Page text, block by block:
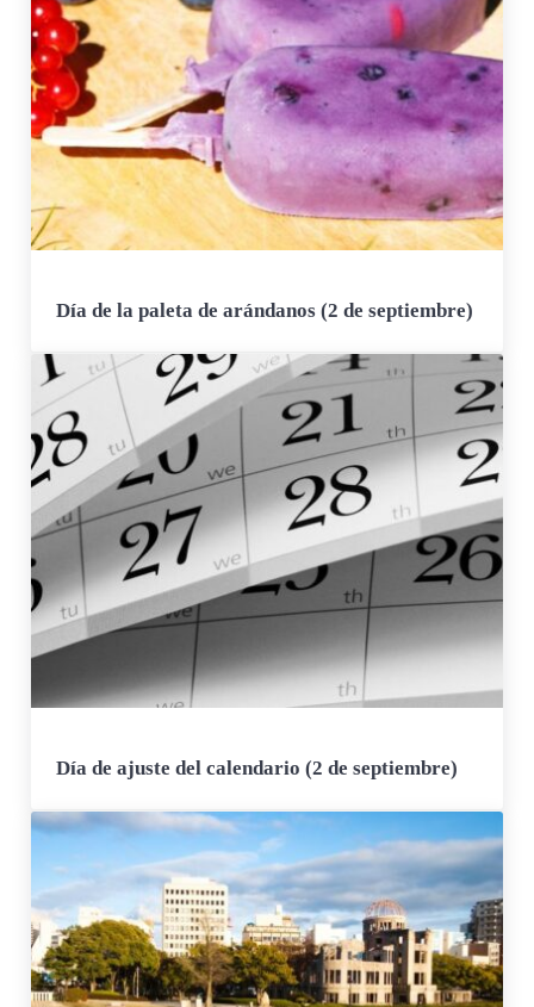
Día de la paleta de arándanos (2 de septiembre)
Día de ajuste del calendario (2 de septiembre)